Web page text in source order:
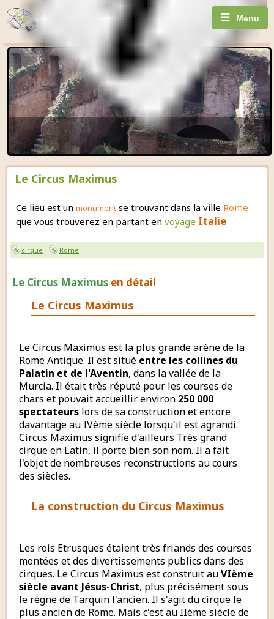
☰ Menu
Le Circus Maximus
Ce lieu est un monument se trouvant dans la ville Rome
que vous trouverez en partant en voyage Italie
cirque Rome
Le Circus Maximus en détail
Le Circus Maximus
Le Circus Maximus est la plus grande arène de la
Rome Antique. Il est situé entre les collines du
Palatin et de l'Aventin, dans la vallée de la
Murcia. Il était très réputé pour les courses de
chars et pouvait accueillir environ 250 000
spectateurs lors de sa construction et encore
davantage au IVème siècle lorsqu'il est agrandi.
Circus Maximus signifie d'ailleurs Très grand
cirque en Latin, il porte bien son nom. Il a fait
l'objet de nombreuses reconstructions au cours
des siècles.
La construction du Circus Maximus
Les rois Etrusques étaient très friands des courses
montées et des divertissements publics dans des
cirques. Le Circus Maximus est construit auVIème
siècle avant Jésus-Christ, plus précisément sous
le règne de Tarquin l'ancien. Il s'agit du cirque le
plus ancien de Rome. Mais c'est au IIème siècle de